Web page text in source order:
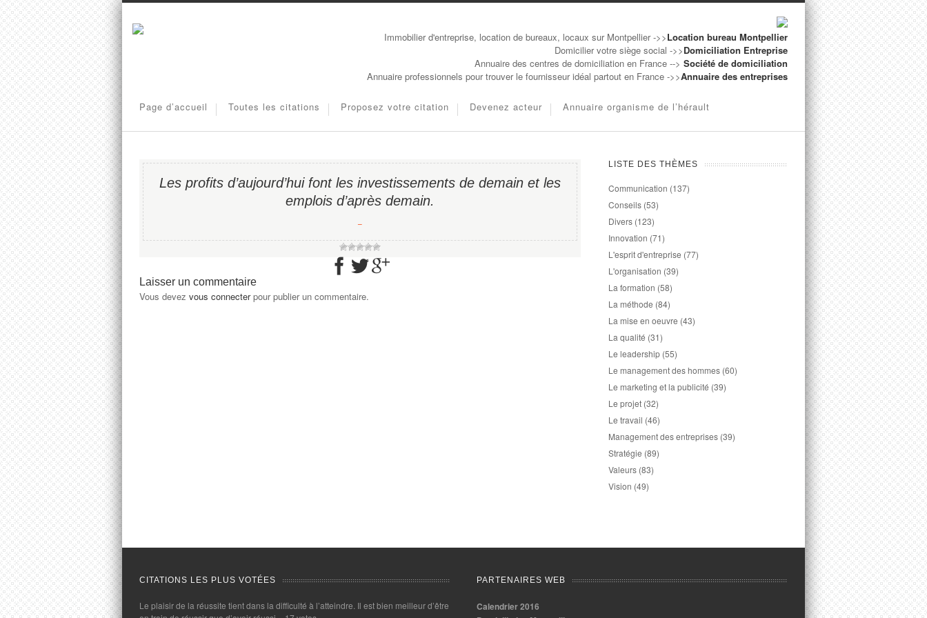
Immobilier d'entreprise, location de bureaux, locaux sur Montpellier ->>Location bureau Montpellier
Domicilier votre siège social ->>Domiciliation Entreprise
Annuaire des centres de domiciliation en France --> Société de domiciliation
Annuaire professionnels pour trouver le fournisseur idéal partout en France ->>Annuaire des entreprises
Page d’accueil Toutes les citations Proposez votre citation Devenez acteur Annuaire organisme de l’hérault
Les profits d’aujourd’hui font les investissements de demain et les
emplois d’après demain.
−
Laisser un commentaire
Vous devez vous connecterpour publier un commentaire.
LISTE DES THÈMES
Communication (137)
Conseils (53)
Divers (123)
Innovation (71)
L'esprit d'entreprise (77)
L'organisation (39)
La formation (58)
La méthode (84)
La mise en oeuvre (43)
La qualité (31)
Le leadership (55)
Le management des hommes (60)
Le marketing et la publicité (39)
Le projet (32)
Le travail (46)
Management des entreprises (39)
Stratégie (89)
Valeurs (83)
Vision (49)
CITATIONS LES PLUS VOTÉES
Le plaisir de la réussite tient dans la difficulté à l’atteindre. Il est bien meilleur d’être
PARTENAIRES WEB
Calendrier 2016